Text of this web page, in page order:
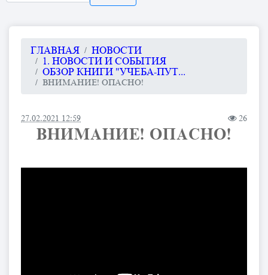
ГЛАВНАЯ
НОВОСТИ
1. НОВОСТИ И СОБЫТИЯ
ОБЗОР КНИГИ "УЧЕБА-ПУТ...
ВНИМАНИЕ! ОПАСНО!
27.02.2021 12:59 26
ВНИМАНИЕ! ОПАСНО!